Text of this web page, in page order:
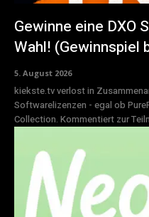
Gewinne eine DXO
Wahl! (Gewinnspiel
5. August 2026
kiekste.tv verlost in
Softwarelizenzen - egal ob
Collection. Kommentiert